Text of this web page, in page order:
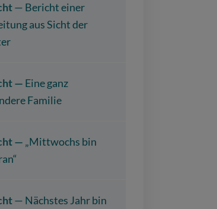
— Bericht einer
aus Sicht der
— Eine ganz
Familie
— „Mittwochs bin
— Nächstes Jahr bin